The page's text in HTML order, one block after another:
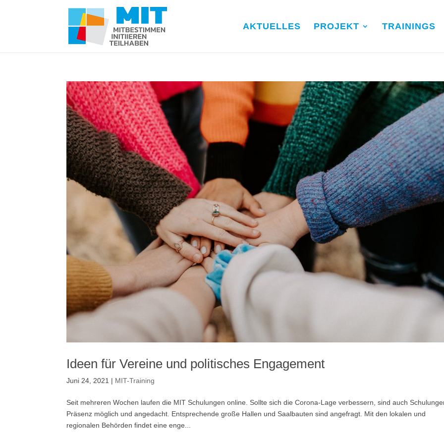
AKTUELLES PROJEKT TRAININGS
Ideen für Vereine und politisches Engagement
Juni 24, 2021 | MIT-Training
Seit mehreren Wochen laufen die MIT Schulungen online. Sollte sich die Corona-Lage verbessern, sind auch
Präsenz möglich und angedacht. Entsprechende große Hallen und Saalbauten sind angefragt. Mit den lokalen und
regionalen Behörden findet eine enge...